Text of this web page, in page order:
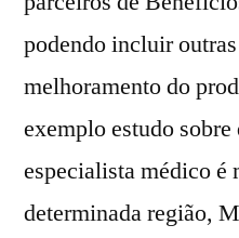
podendo incluir
melhoramento do
exemplo estudo
especialista médico é
determinada região,